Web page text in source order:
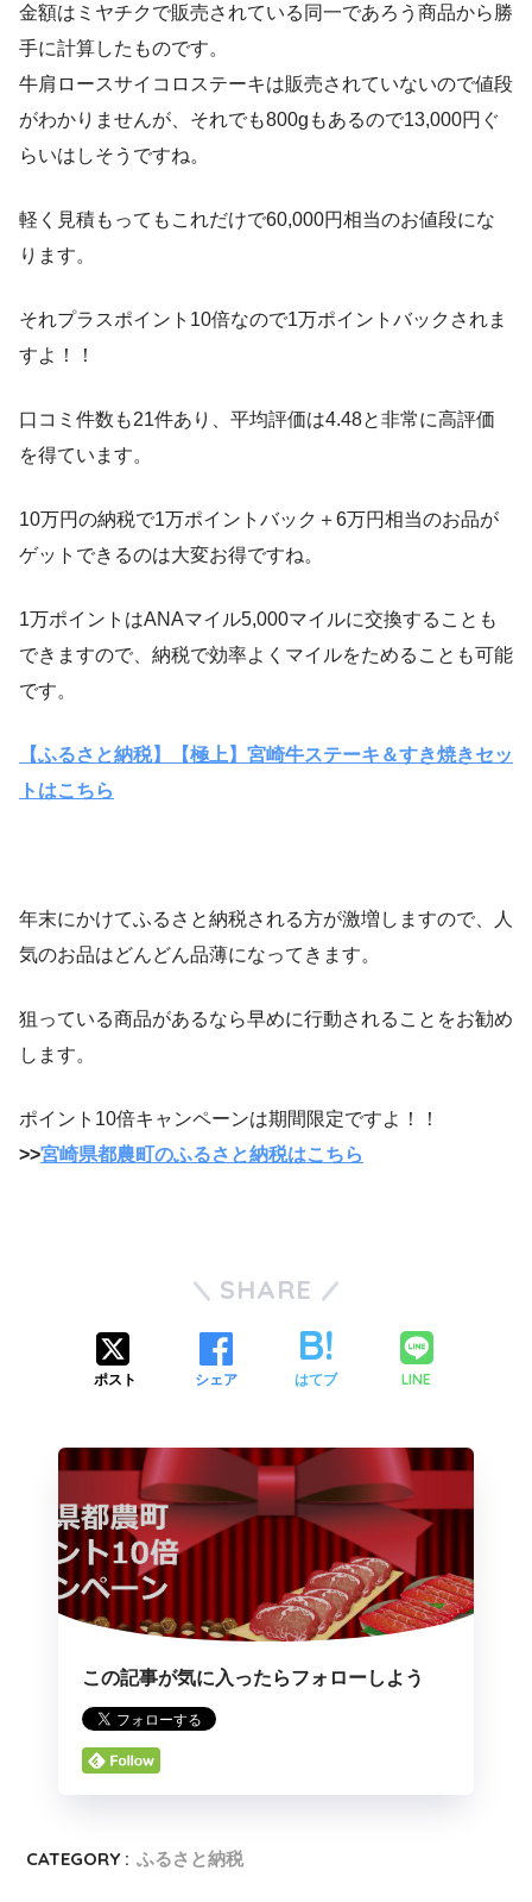
金額はミヤチクで販売されている同一であろう商品から勝
手に計算したものです。
牛肩ロースサイコロステーキは販売されていないので値段
がわかりませんが、それでも800gもあるので13,000円ぐ
らいはしそうですね。
軽く見積もってもこれだけで60,000円相当のお値段にな
ります。
それプラスポイント10倍なので1万ポイントバックされま
すよ！！
口コミ件数も21件あり、平均評価は4.48と非常に高評価
を得ています。
10万円の納税で1万ポイントバック＋6万円相当のお品が
ゲットできるのは大変お得ですね。
1万ポイントはANAマイル5,000マイルに交換することも
できますので、納税で効率よくマイルをためることも可能
です。
【ふるさと納税】【極上】宮崎牛ステーキ＆すき焼きセッ
トはこちら
年末にかけてふるさと納税される方が激増しますので、人
気のお品はどんどん品薄になってきます。
狙っている商品があるなら早めに行動されることをお勧め
します。
ポイント10倍キャンペーンは期間限定ですよ！！
>>宮崎県都農町のふるさと納税はこちら
SHARE
ポスト シェア はてブ LINE
この記事が気に入ったらフォローしよう
CATEGORY : ふるさと納税